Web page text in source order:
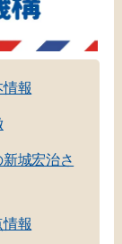
報
城宏治さ
報